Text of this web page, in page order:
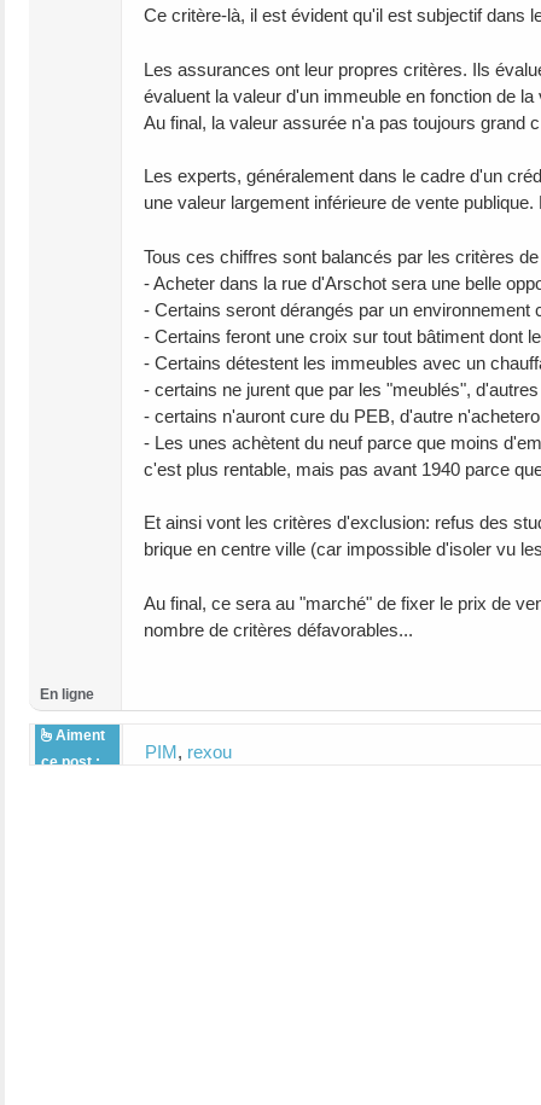
Ce critère-là, il est évident qu'il est subjectif dans
Les assurances ont leur propres critères. Ils
évaluent la valeur d'un immeuble en fonction de
Au final, la valeur assurée n'a pas toujours grand
Les experts, généralement dans le cadre d'un
une valeur largement inférieure de vente
Tous ces chiffres sont balancés par les critères
- Acheter dans la rue d'Arschot sera une belle
- Certains seront dérangés par un
- Certains feront une croix sur tout bâtiment dont
- Certains détestent les immeubles avec un
- certains ne jurent que par les "meublés",
- certains n'auront cure du PEB, d'autre
- Les unes achètent du neuf parce que moins
c'est plus rentable, mais pas avant 1940 parce
Et ainsi vont les critères d'exclusion: refus des
brique en centre ville (car impossible d'isoler vu
Au final, ce sera au "marché" de fixer le prix de
nombre de critères défavorables...
En ligne
Aiment
ce post :
PIM, rexou